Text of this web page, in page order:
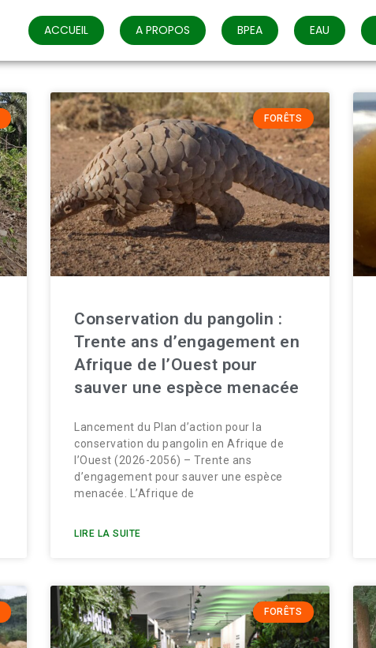
ACCUEIL A PROPOS BPEA EAU
FORÊTS
Conservation du pangolin :
Trente ans d’engagement en
Afrique de l’Ouest pour
sauver une espèce menacée
Lancement du Plan d’action pour la
conservation du pangolin en Afrique de
l’Ouest (2026-2056) – Trente ans
d’engagement pour sauver une espèce
menacée. L’Afrique de
LIRE LA SUITE
FORÊTS